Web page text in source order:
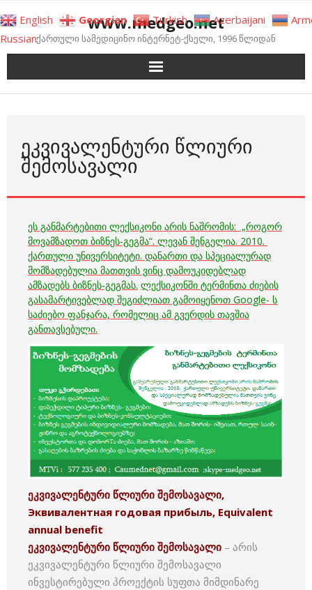
to
content
www.medgeo.net
ქართული სამედიცინო ინტერნეტ-ქსელი, 1996 წლიდან
ᲔᲙᲕᲘᲕᲐᲚᲔᲜᲢᲣᲠᲘ ᲬᲚᲘᲣᲠᲘ
ᲨᲔᲛᲝᲡᲐᲕᲐᲚᲘ
ეს განმარტებითი ლექსიკონი არის ნაშრომის: „როგორ
მოვამზადოთ ბიზნეს-გეგმა“. ლევან შენგელია. 2010.
ქართული უნივერსიტეტი. დანართი და სპეციალურად
მომზადებულია მათთვის ვინც დამოუკიდებლად
ამზადებს ბიზნეს-გეგმას. ლექსიკონში ტერმინთა ძიების
გასამარტივებლად შეგიძლიათ გამოიყენოთ Google- ს
საძიებო ფანჯარა, რომელიც ამ გვერდის თავშია
განთავსებული.
ეკვივალენტური წლიური შემოსავალი,
Эквивалентная годовая прибыль, Equivalent
annual benefit
ეკვივალენტური წლიური შემოსავალი – არის
ეკვივალენტური წლიური შემოსავალი
ინვესტირებული პროექტის სუფთა მიმდინარე
English Georgian Turkish Azerbaijani
Russian